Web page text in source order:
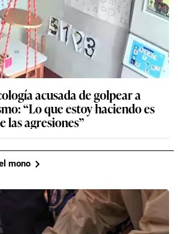
acusada de golpear a
“Lo que estoy haciendo es
las agresiones”
mono